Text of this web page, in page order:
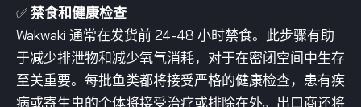
✅禁食和健康检查
Wakwaki 通常在发货前 24-48 小时禁食。此步骤有助
于减少排泄物和减少氧气消耗，对于在密闭空间中生存
至关重要。每批鱼类都将接受严格的健康检查，患有疾
病或寄生虫的个体将接受治疗或排除在外。出口商还将